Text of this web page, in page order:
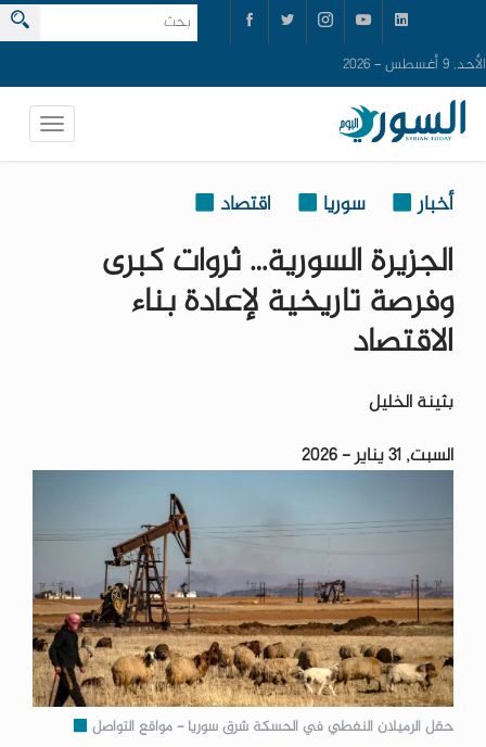
الأحد, 9 أغسطس - 2026
أخبار سوريا اقتصاد
الجزيرة السورية… ثروات كبرى
وفرصة تاريخية لإعادة بناء
الاقتصاد
بثينة الخليل
السبت, 31 يناير - 2026
حقل الرميلان النفطي في الحسكة شرق سوريا - مواقع التواصل